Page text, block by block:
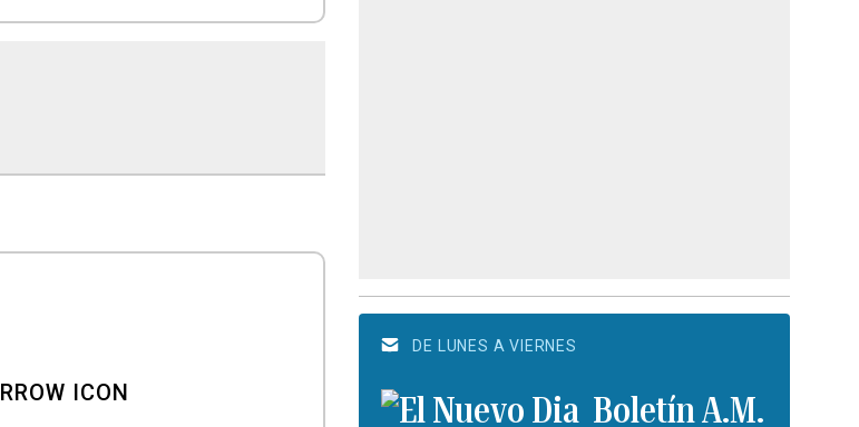
DE LUNES A VIERNES
Boletín A.M.